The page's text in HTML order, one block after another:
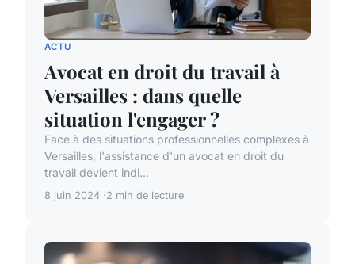
ACTU
Avocat en droit du travail à
Versailles : dans quelle
situation l'engager ?
Face à des situations professionnelles complexes à
Versailles, l'assistance d'un avocat en droit du
travail devient indi...
8 juin 2024 2 min de lecture